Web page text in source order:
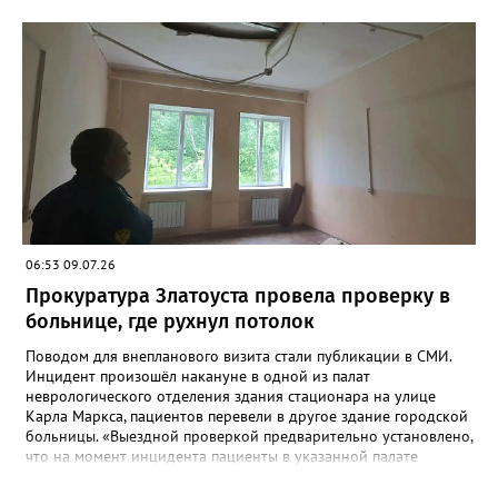
лет, в одном месте. Троих отбившихся от своих подростков
удалось найти и переправить уже глубокой ночью. Работа на
воде продолжалась более шестнадцати часов. К полудню
следующего дня все туристы были благополучно доставлены
на автовокзал Кусы. Медицинская помощь никому из них не
потребовалась.
06:53 09.07.26
Прокуратура Златоуста провела проверку в
больнице, где рухнул потолок
Поводом для внепланового визита стали публикации в СМИ.
Инцидент произошёл накануне в одной из палат
неврологического отделения здания стационара на улице
Карла Маркса, пациентов перевели в другое здание городской
больницы. «Выездной проверкой предварительно установлено,
что на момент инцидента пациенты в указанной палате